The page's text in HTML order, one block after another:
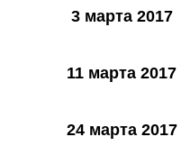
3 марта 2017
11 марта 2017
24 марта 2017